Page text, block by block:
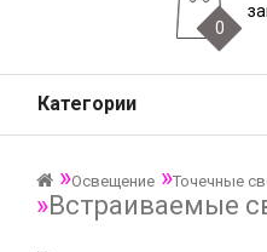
0
Категории
Освещение Точечные
Встраиваемые